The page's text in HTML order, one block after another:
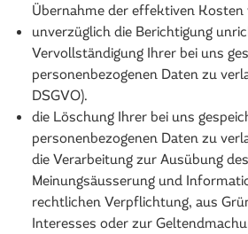
Übernahme der effektiven Kosten
unverzüglich die Berichtigung
Vervollständigung Ihrer bei uns
personenbezogenen Daten zu
DSGVO).
die Löschung Ihrer bei uns
personenbezogenen Daten zu
die Verarbeitung zur Ausübung
Meinungsäusserung und
rechtlichen Verpflichtung, aus
Interesses oder zur